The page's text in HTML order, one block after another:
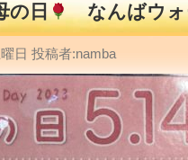
の日 なんばウォ
日 投稿者:namba